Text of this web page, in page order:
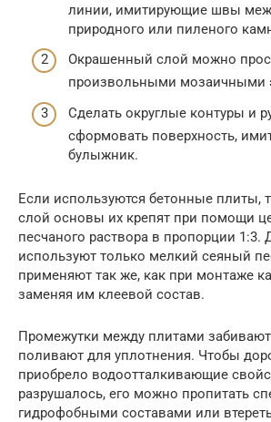
линии, имитирующие швы
природного или пиленого
Окрашенный слой можно
произвольными мозаичными
Сделать округлые контуры и
сформовать поверхность,
булыжник.
Если используются бетонные плиты,
слой основы их крепят при помощи
песчаного раствора в пропорции 1:3.
используют только мелкий сеяный
применяют так же, как при монтаже
заменяя им клеевой состав.
Промежутки между плитами
поливают для уплотнения. Чтобы
приобрело водоотталкивающие
разрушалось, его можно пропитать
гидрофобными составами или